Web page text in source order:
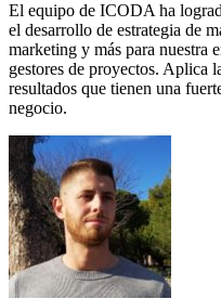
El equipo de ICODA ha
el desarrollo de estrategia de
marketing y más para nuestra
gestores de proyectos. Aplica
resultados que tienen una
negocio.